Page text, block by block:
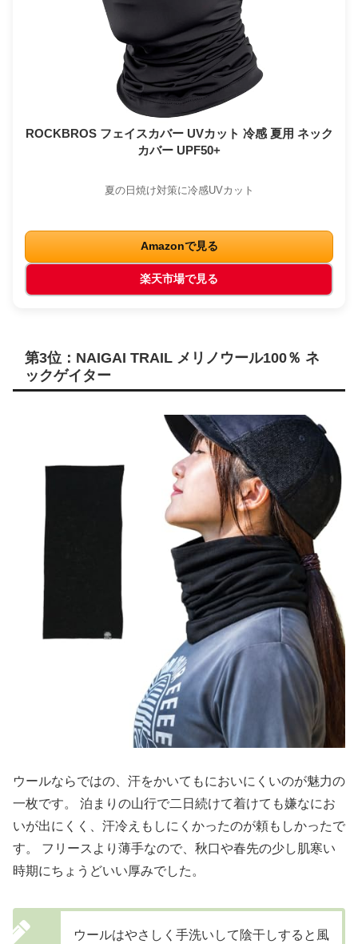
ROCKBROS フェイスカバー UVカット 冷感 夏用 ネック
カバー UPF50+
夏の日焼け対策に冷感UVカット
Amazonで見る
楽天市場で見る
第3位：NAIGAI TRAIL メリノウール100％ ネ
ックゲイター
ウールならではの、汗をかいてもにおいにくいのが魅力の
一枚です。 泊まりの山行で二日続けて着けても嫌なにお
いが出にくく、汗冷えもしにくかったのが頼もしかったで
す。 フリースより薄手なので、秋口や春先の少し肌寒い
時期にちょうどいい厚みでした。
ウールはやさしく手洗いして陰干しすると風